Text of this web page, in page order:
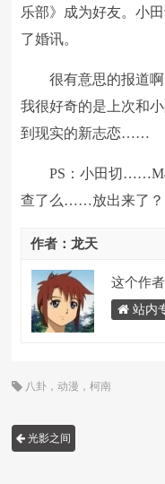
乐部》成为好友。小
了婚讯。
很有意思的报道
我很好奇的是上次和
到现实的新志恋……
PS：小田切
查了么……放出来了
作者：龙天
这个作
站内
八卦 ，动漫 ，柯南
光影之间